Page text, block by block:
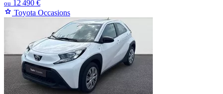
ou 12 490 €
Toyota Occasions